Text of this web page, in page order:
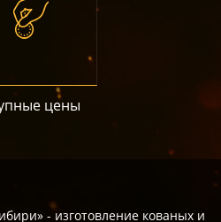
цены
- изготовление кованых и